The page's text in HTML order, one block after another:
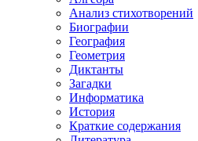
Анализ стихотворений
Биографии
География
Геометрия
Диктанты
Загадки
Информатика
История
Краткие содержания